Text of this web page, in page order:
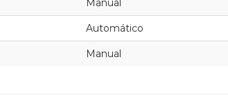
Manual
Automático
Manual